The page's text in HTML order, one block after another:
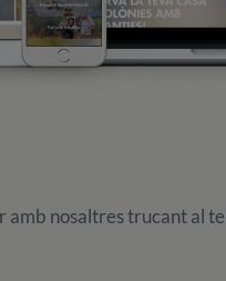
amb nosaltres trucant al